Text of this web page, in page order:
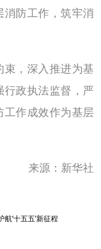
防工作，筑牢消
，深入推进为基
行政执法监督，严
作成效作为基层
来源：新华社
‘十五五’新征程